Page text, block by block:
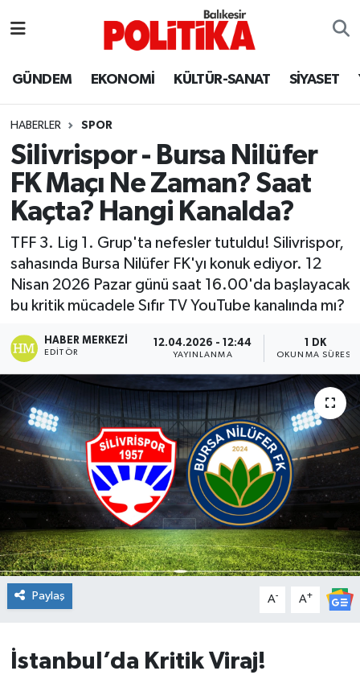
GÜNDEM EKONOMİ KÜLTÜR-SANAT SİYASET
HABERLER SPOR
Silivrispor - Bursa Nilüfer
FK Maçı Ne Zaman? Saat
Kaçta? Hangi Kanalda?
TFF 3. Lig 1. Grup'ta nefesler tutuldu! Silivrispor,
sahasında Bursa Nilüfer FK'yı konuk ediyor. 12
Nisan 2026 Pazar günü saat 16.00'da başlayacak
bu kritik mücadele Sıfır TV YouTube kanalında mı?
HABER MERKEZI
EDITÖR
12.04.2026 - 12:44
YAYINLANMA
1 DK
OKUNMA SÜRESI
Paylaş A- A+
İstanbul’da Kritik Viraj!
Ayvalık
Balya
Bandırma
Bigadiç
BİYOGRAFİLER
Burhaniye
ÇEVRE
DÜNYA
Dursunbey
Edremit
EĞİTİM
EKONOMİ
Erdek
Balıkesir Hava Durumu
Balıkesir Namaz Vakitleri
Balıkesir Trafik Yoğunluk Haritası
Süper Lig Puan Durumu ve Fikstür
Tüm Manşetler
Son Dakika Haberleri
Haber Arşivi